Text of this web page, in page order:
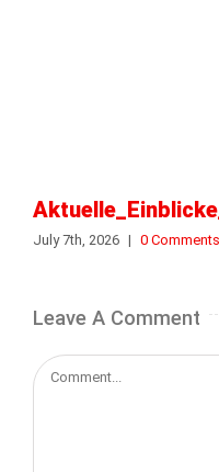
July 7th, 2026 | 0 Comments
Leave A Comment
Comment